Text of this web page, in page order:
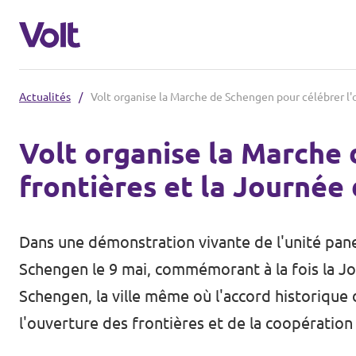
français
Volt dans d'autres pays
🇩🇪 Volt Deutschland
🇫🇷 Volt France
Politiques
À propos de Volt
Personnes
Actualités / Volt organise la Marche de Schengen pour célébrer
Volt organise la Marche
frontières et la Journée
Dans une démonstration vivante de l'unité
Schengen le 9 mai, commémorant à la fois la
Schengen, la ville même où l'accord
l'ouverture des frontières et de la